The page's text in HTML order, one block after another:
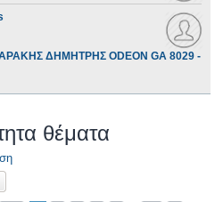
ΔΗΜΗΤΡΗΣ ODEON GA 8029 -
θέματα